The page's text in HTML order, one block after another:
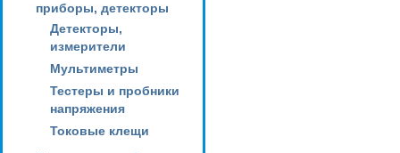
приборы, детекторы
Детекторы,
измерители
Мультиметры
Тестеры и пробники
напряжения
Токовые клещи